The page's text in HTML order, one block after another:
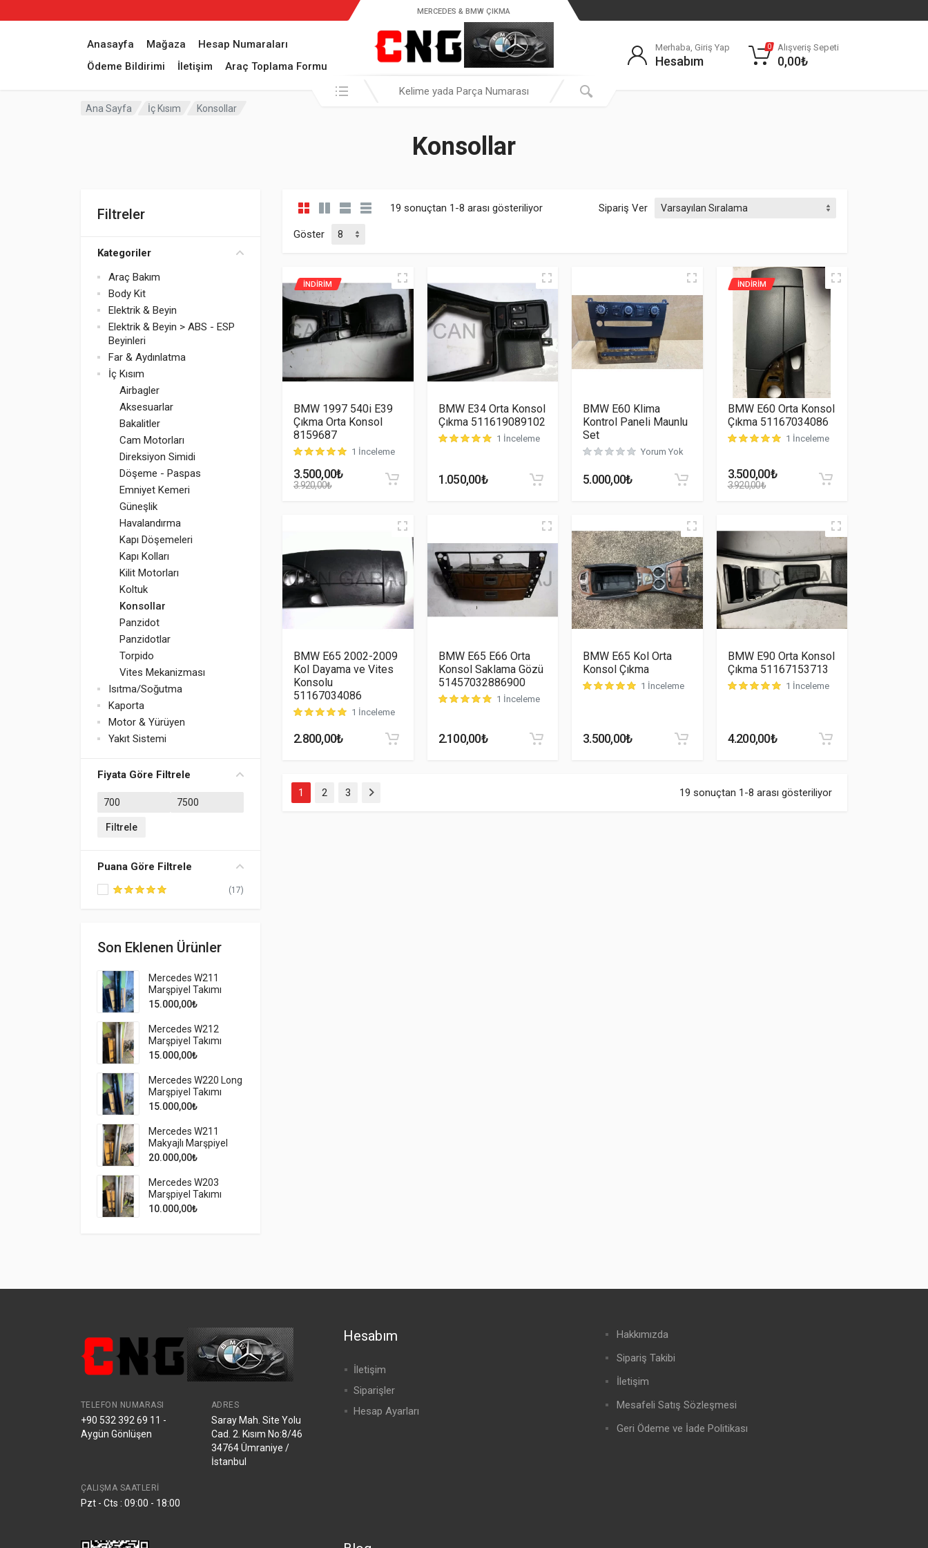
Anasayfa Mağaza
Hesap Numaraları
Ödeme Bildirimi
İletişim Araç Toplama Formu
MERCEDES & BMW ÇIKMA
Araştır:
Merhaba, Giriş Yap
Hesabım
0 Alışveriş Sepeti
0,00₺
Ana Sayfa İç Kısım Konsollar
Konsollar
Filtreler
Kategoriler
Araç Bakım
Body Kit
Elektrik & Beyin
Elektrik & Beyin > ABS - ESP
Beyinleri
Far & Aydınlatma
İç Kısım
Airbagler
Aksesuarlar
Bakalitler
Cam Motorları
Direksiyon Simidi
Döşeme - Paspas
Emniyet Kemeri
Güneşlik
Havalandırma
Kapı Döşemeleri
Kapı Kolları
Kilit Motorları
Koltuk
Konsollar
Panzidot
Panzidotlar
Torpido
Vites Mekanizması
Isıtma/Soğutma
Kaporta
Motor & Yürüyen
Yakıt Sistemi
Fiyata Göre Filtrele
Filtrele
Puana Göre Filtrele
(17)
Son Eklenen Ürünler
Mercedes W211
Marşpiyel Takımı
15.000,00₺
Mercedes W212
Marşpiyel Takımı
15.000,00₺
Mercedes W220 Long
Marşpiyel Takımı
15.000,00₺
Mercedes W211
Makyajlı Marşpiyel
Takımı
20.000,00₺
Mercedes W203
Marşpiyel Takımı
10.000,00₺
19 sonuçtan 1-8 arası gösteriliyor Sipariş Ver
Göster
İNDIRIM
BMW 1997 540i E39
Çıkma Orta Konsol
8159687
1 İnceleme
3.500,00₺
3.920,00₺
BMW E34 Orta Konsol
Çıkma 511619089102
müşteri puanına dayanarak 5 üzerinden5.00puan aldı
1 İnceleme
1.050,00₺
BMW E60 Klima
Kontrol Paneli Maunlu
Set
Yorum Yok
5.000,00₺
İNDIRIM
BMW E60 Orta Konsol
Çıkma 51167034086
1 İnceleme
3.500,00₺
3.920,00₺
BMW E65 2002-2009
Kol Dayama ve Vites
Konsolu
51167034086
1 İnceleme
2.800,00₺
BMW E65 E66 Orta
Konsol Saklama Gözü
51457032886900
1 İnceleme
2.100,00₺
BMW E65 Kol Orta
Konsol Çıkma
1 İnceleme
3.500,00₺
BMW E90 Orta Konsol
Çıkma 51167153713
1 İnceleme
4.200,00₺
1 2 3 Sonraki 19 sonuçtan 1-8 arası gösteriliyor
TELEFON NUMARASI
+90 532 392 69 11 -
Aygün Gönlüşen
ADRES
Saray Mah. Site Yolu
Cad. 2. Kısım No:8/46
34764 Ümraniye /
İstanbul
ÇALIŞMA SAATLERI
Pzt - Cts : 09:00 - 18:00
Hesabım
İletişim
Siparişler
Hesap Ayarları
Hakkımızda
Sipariş Takibi
İletişim
Mesafeli Satış Sözleşmesi
Geri Ödeme ve İade Politikası